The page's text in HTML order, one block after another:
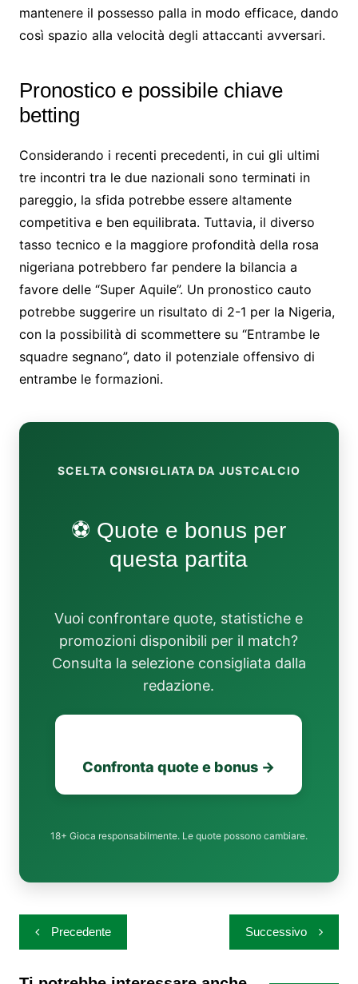
mantenere il possesso palla in modo efficace, dando
così spazio alla velocità degli attaccanti avversari.
Pronostico e possibile chiave
betting
Considerando i recenti precedenti, in cui gli ultimi
tre incontri tra le due nazionali sono terminati in
pareggio, la sfida potrebbe essere altamente
competitiva e ben equilibrata. Tuttavia, il diverso
tasso tecnico e la maggiore profondità della rosa
nigeriana potrebbero far pendere la bilancia a
favore delle “Super Aquile”. Un pronostico cauto
potrebbe suggerire un risultato di 2-1 per la Nigeria,
con la possibilità di scommettere su “Entrambe le
squadre segnano”, dato il potenziale offensivo di
entrambe le formazioni.
SCELTA CONSIGLIATA DA JUSTCALCIO
⚽ Quote e bonus per
questa partita
Vuoi confrontare quote, statistiche e
promozioni disponibili per il match?
Consulta la selezione consigliata dalla
redazione.
Confronta quote e bonus →
18+ Gioca responsabilmente. Le quote possono cambiare.
Navigazione
articoli
Precedente Successivo